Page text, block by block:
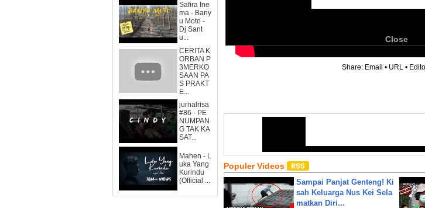
Safira Ine
ma - Bany
u Moto -
Dj Sant
u...
CERITA K
ORBAN P
3MERKO
SAAN PA
S PRAKT
E...
jurnalrisa
#86 - PE
NUMPAN
G TAK KA
SAT...
Mahen - L
uka Yang
Kurindu
(Official ...
Close
Share: Email • URL •
Populer Videos
Sampai Panjat Genteng! Ki
sah Keluarga Nus Kei Sela
matkan Diri...